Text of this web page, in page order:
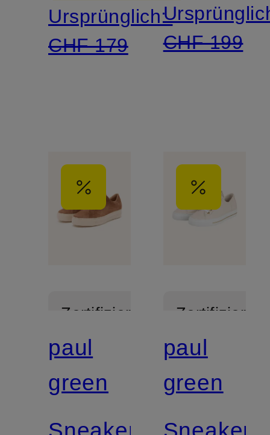
Ursprünglich:
CHF 179
CHF 199
Zertifiziert
paul
green
Zertifiziert
paul
green